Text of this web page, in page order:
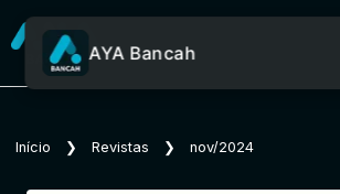
Sobre o Aya
AYA Bancah
Início ❯ Revistas ❯ nov/2024